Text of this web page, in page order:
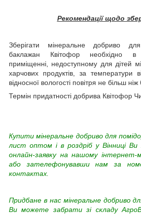
Рекомендації щодо
Зберігати мінеральне добриво
баклажан Квітофор необхідно в
приміщенні, недоступному для дітей
харчових продуктів, за
відносної вологості повітря не більш ніж
Термін придатності добрива Квітофор
Купити мінеральне добриво для
лист оптом і в роздріб у Вінниці
онлайн-заявку на нашому інтернет-
або зателефонувавши нам за
контактах.
Придбане в нас мінеральне добриво
Ви можете забрати зі складу